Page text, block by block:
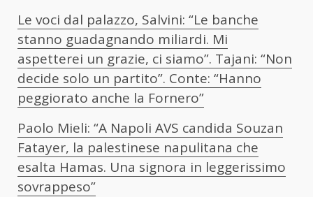
Le voci dal palazzo, Salvini: “Le banche
stanno guadagnando miliardi. Mi
aspetterei un grazie, ci siamo”. Tajani: “Non
decide solo un partito”. Conte: “Hanno
peggiorato anche la Fornero”
Paolo Mieli: “A Napoli AVS candida Souzan
Fatayer, la palestinese napulitana che
esalta Hamas. Una signora in leggerissimo
sovrappeso”